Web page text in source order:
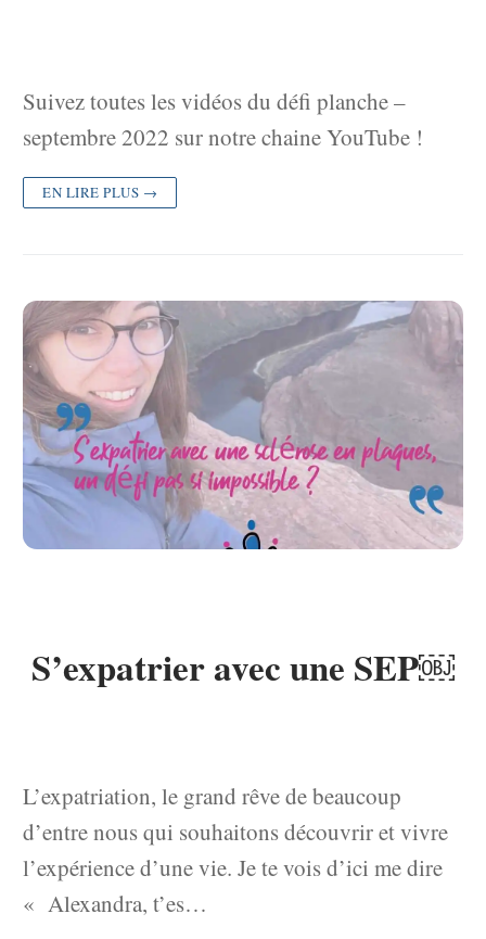
Suivez toutes les vidéos du défi planche –
septembre 2022 sur notre chaine YouTube !
EN LIRE PLUS →
S’expatrier avec une SEP￼
L’expatriation, le grand rêve de beaucoup
d’entre nous qui souhaitons découvrir et vivre
l’expérience d’une vie. Je te vois d’ici me dire
« Alexandra, t’es…